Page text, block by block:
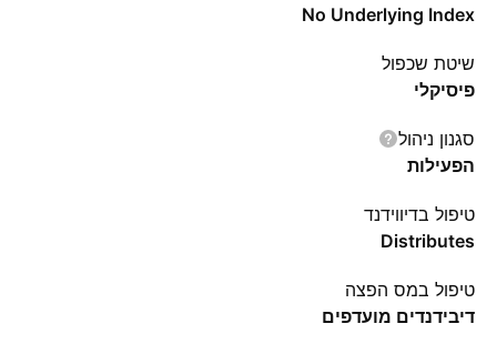
No Underlying Index
שיטת שכפול
פיסיקלי
סגנון ניהול
הפעילות
טיפול בדיווידנד
Distributes
טיפול במס הפצה
דיבידנדים מועדפים